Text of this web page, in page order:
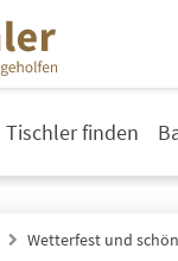
Tischler finden
Wetterfest und